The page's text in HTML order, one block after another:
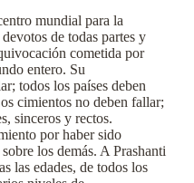
mundial para la
de todas partes y
cometida por
entero. Su
todos los países deben
cimientos no deben fallar;
sinceros y rectos.
por haber sido
los demás. A Prashanti
las edades, de todos los